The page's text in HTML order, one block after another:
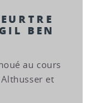
BEN
au cours
et